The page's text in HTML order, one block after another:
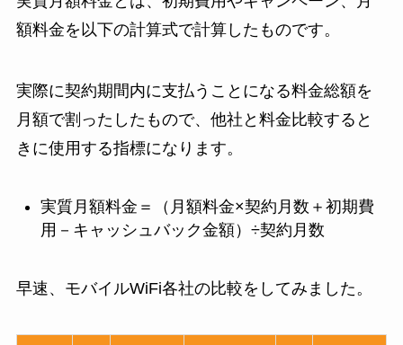
額料金を以下の計算式で計算したものです。
実際に契約期間内に支払うことになる料金総額を
月額で割ったしたもので、他社と料金比較すると
きに使用する指標になります。
実質月額料金＝（月額料金×契約月数＋初期費
用－キャッシュバック金額）÷契約月数
早速、モバイルWiFi各社の比較をしてみました。